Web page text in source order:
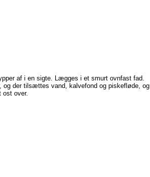
af i en sigte. Lægges i et smurt ovnfast fad.
og der tilsættes vand, kalvefond og piskefløde, og
ost over.